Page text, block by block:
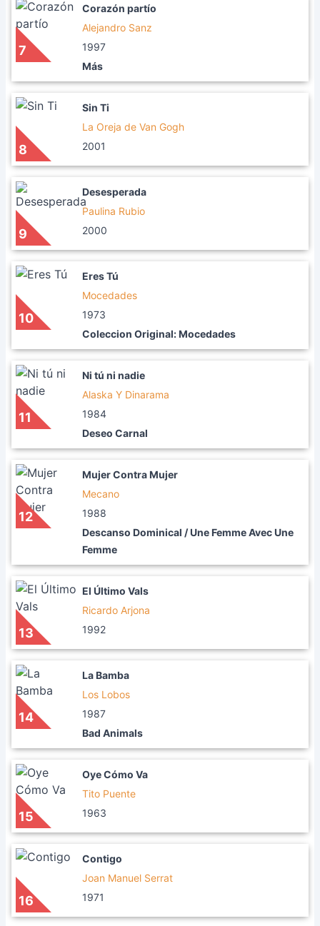
7
Corazón partío
Alejandro Sanz
1997
Más
8
Sin Ti
La Oreja de Van Gogh
2001
9
Desesperada
Paulina Rubio
2000
10
Eres Tú
Mocedades
1973
Coleccion Original: Mocedades
11
Ni tú ni nadie
Alaska Y Dinarama
1984
Deseo Carnal
12
Mujer Contra Mujer
Mecano
1988
Descanso Dominical / Une Femme Avec Une
Femme
13
El Último Vals
Ricardo Arjona
1992
14
La Bamba
Los Lobos
1987
Bad Animals
15
Oye Cómo Va
Tito Puente
1963
16
Contigo
Joan Manuel Serrat
1971